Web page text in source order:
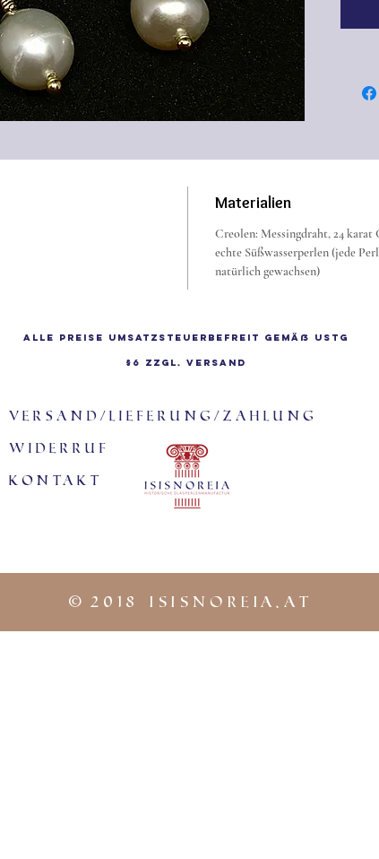
In
Materialien
Creolen: Messingdraht, 24 karat
echte Süßwasserperlen (jede
natürlich gewachsen)
Alle Preise Umsatzsteuerbefreit gemäß UStG
§6 zzgl. Versand
Versand/Lieferung/Zahlung
Widerruf
KontaKt
© 2018 iSISNOREIA.at